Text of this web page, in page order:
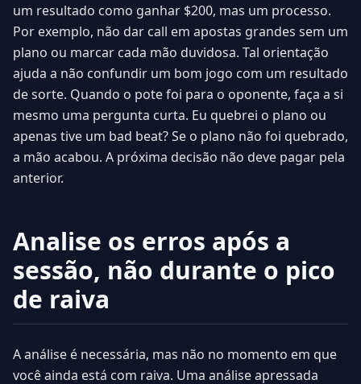
um resultado como ganhar $200, mas um processo.
Por exemplo, não dar call em apostas grandes sem um
plano ou marcar cada mão duvidosa. Tal orientação
ajuda a não confundir um bom jogo com um resultado
de sorte. Quando o pote foi para o oponente, faça a si
mesmo uma pergunta curta. Eu quebrei o plano ou
apenas tive um bad beat? Se o plano não foi quebrado,
a mão acabou. A próxima decisão não deve pagar pela
anterior.
Analise os erros após a
sessão, não durante o pico
de raiva
A análise é necessária, mas não no momento em que
você ainda está com raiva. Uma análise apressada